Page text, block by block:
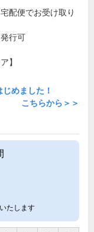
配便でお受け取り
行可
】
めました！
こちらから＞＞
たします